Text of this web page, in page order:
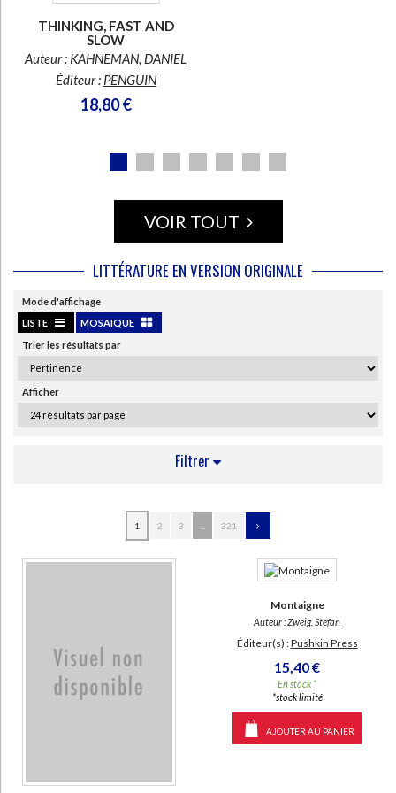
THINKING, FAST AND
SLOW
Auteur : KAHNEMAN, DANIEL
Éditeur : PENGUIN
18,80 €
VOIR TOUT
LITTÉRATURE EN VERSION ORIGINALE
Mode d'affichage
LISTE
MOSAIQUE
Trier les résultats par
Afficher
Filtrer
Christie, Agatha (87)
Austen, Jane (40)
Connelly, Michael (39)
Coben, Harlan (37)
1 2 3 321
Montaigne
Auteur :Zweig, Stefan
Éditeur(s) :Pushkin Press
15,40 €
En stock *
*stock limité
AJOUTER AU PANIER